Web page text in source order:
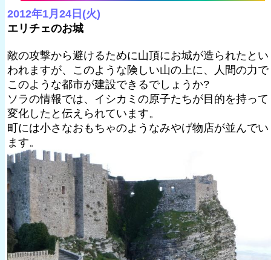
2012年1月24日(火)
エリチェのお城
敵の攻撃から避けるために山頂にお城が造られたとい
われますが、このような険しい山の上に、人間の力で
このような都市が建設できるでしょうか?
ソラの情報では、イシカミの原子たちが目的を持って
変化したと伝えられています。
町には小さなおもちゃのようなみやげ物店が並んでい
ます。